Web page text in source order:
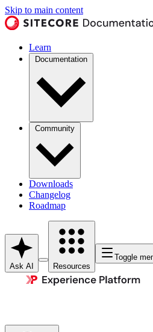
Skip to main content
Learn
Documentation
Community
Downloads
Changelog
Roadmap
Ask AI Resources
Toggle